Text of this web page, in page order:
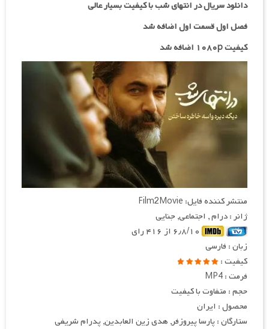
دانلود سریال در انتهای شب با کیفیت بسیار عالی
فصل اول قسمت اول اضافه شد
کیفیت ۱۰۸۰p اضافه شد
منتشر کننده فایل: Film2Movie
ژانر : درام , اجتماعی, جنایی
زبان : فارسی
کیفیت :
فرمت : MP4
حجم : متفاوت با کیفیت
محصول : ایران
ستارگان : پارسا پیروزفر, هدی زین العابدین, پدرام شریفی